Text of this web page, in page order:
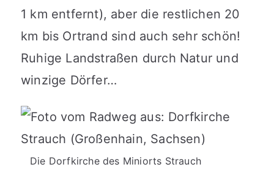
1 km entfernt), aber die restlichen 20
km bis Ortrand sind auch sehr schön!
Ruhige Landstraßen durch Natur und
winzige Dörfer…
Die Dorfkirche des Miniorts Strauch